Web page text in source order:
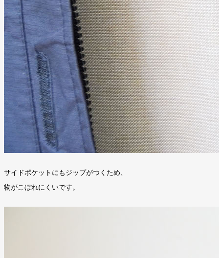
サイドポケットにもジップがつくため、
物がこぼれにくいです。